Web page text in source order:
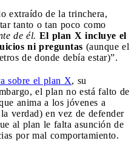
extraído de la trinchera,
tanto o tan poco como
de él. El plan X incluye el
ni preguntas (aunque el
de donde debía estar)”.
sobre el plan X, su
el plan no está falto de
anima a los jóvenes a
verdad) en vez de defender
al plan le falta asunción de
por mal comportamiento.